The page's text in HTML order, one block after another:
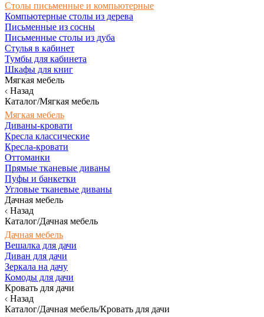
Столы письменные и компьютерные
Компьютерные столы из дерева
Письменные из сосны
Письменные столы из дуба
Стулья в кабинет
Тумбы для кабинета
Шкафы для книг
Мягкая мебель
Назад
Каталог/Мягкая мебель
Мягкая мебель
Диваны-кровати
Кресла классические
Кресла-кровати
Оттоманки
Прямые тканевые диваны
Пуфы и банкетки
Угловые тканевые диваны
Дачная мебель
Назад
Каталог/Дачная мебель
Дачная мебель
Вешалка для дачи
Диван для дачи
Зеркала на дачу
Комоды для дачи
Кровать для дачи
Назад
Каталог/Дачная мебель/Кровать для дачи